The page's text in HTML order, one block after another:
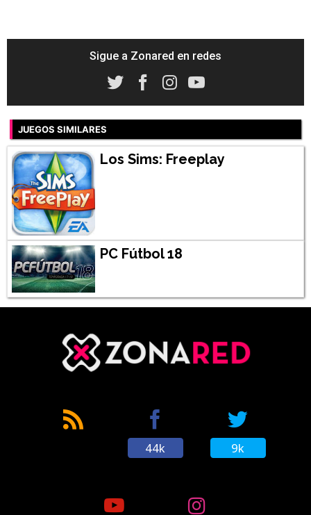
Sigue a Zonared en redes
JUEGOS SIMILARES
Los Sims: Freeplay
PC Fútbol 18
44k 9k